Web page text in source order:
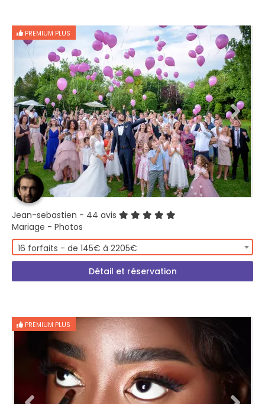
PREMIUM PLUS
Jean-sebastien - 44 avis
Mariage - Photos
16 forfaits - de 145€ à 2205€
Détail et réservation
PREMIUM PLUS